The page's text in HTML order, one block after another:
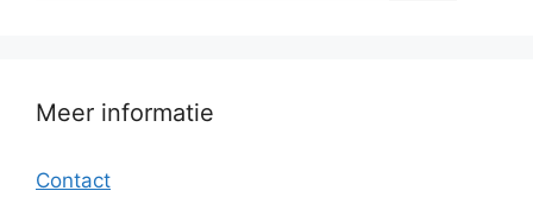
Meer informatie
Contact